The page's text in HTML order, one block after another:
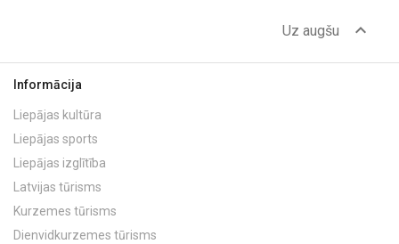
Uz augšu expand_less
Informācija
Liepājas kultūra
Liepājas sports
Liepājas izglītība
Latvijas tūrisms
Kurzemes tūrisms
Dienvidkurzemes tūrisms